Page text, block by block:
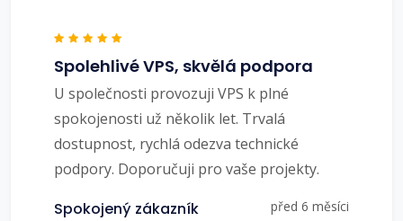
Spolehlivé VPS, skvělá podpora
U společnosti provozuji VPS k plné
spokojenosti už několik let. Trvalá
dostupnost, rychlá odezva technické
podpory. Doporučuji pro vaše projekty.
Spokojený zákazník před 6 měsíci